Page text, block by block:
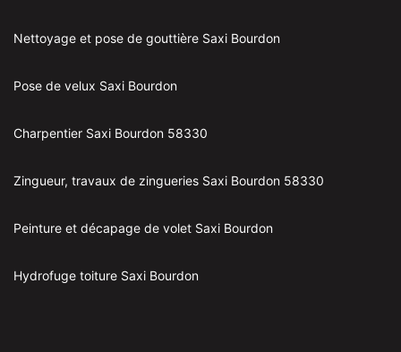
Nettoyage et pose de gouttière Saxi Bourdon
Pose de velux Saxi Bourdon
Charpentier Saxi Bourdon 58330
Zingueur, travaux de zingueries Saxi Bourdon 58330
Peinture et décapage de volet Saxi Bourdon
Hydrofuge toiture Saxi Bourdon